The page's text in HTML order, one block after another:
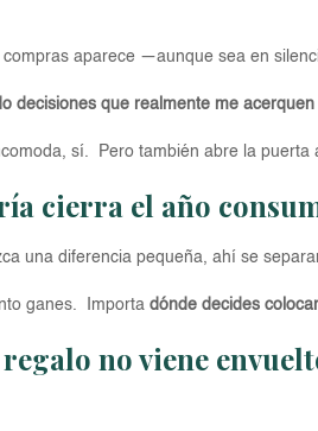
compras aparece —aunque sea en
decisiones que realmente me
sí. Pero también abre la puerta
cierra el año
una diferencia pequeña, ahí se
ganes. Importa dónde decides
no viene